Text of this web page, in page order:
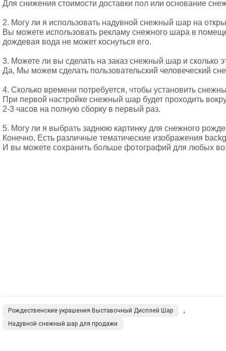
Для снижения стоимости доставки пол или основание
2. Могу ли я использовать надувной снежный шар на
Вы можете использовать рекламу снежного шара в
дождевая вода не может коснуться его.
3. Можете ли вы сделать на заказ снежный шар и сколько
Да, Мы можем сделать пользовательский человеческий
4. Сколько времени потребуется, чтобы установить
При первой настройке снежный шар будет проходить
2-3 часов на полную сборку в первый раз.
5. Могу ли я выбрать заднюю картинку для снежного
Конечно, Есть различные тематические изображения
И вы можете сохранить больше фотографий для любых
Рождественские украшения Выставочный Дисплей Шар ,
Надувной снежный шар для продажи